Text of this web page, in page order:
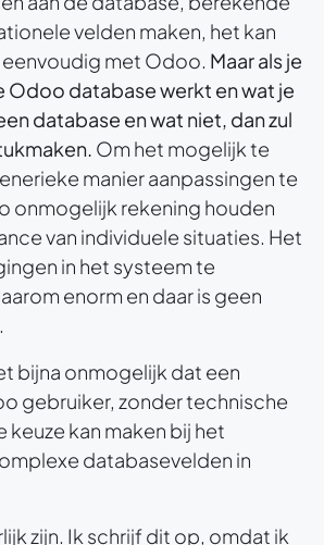
velden maken, het kan
met Odoo. Maar als je
Odoo database werkt en wat je
database en wat niet, dan zul
Om het mogelijk te
manier aanpassingen te
onmogelijk rekening houden
van individuele situaties. Het
in het systeem te
enorm en daar is geen
bijna onmogelijk dat een
gebruiker, zonder technische
keuze kan maken bij het
databasevelden in
zijn. Ik schrijf dit op, omdat ik